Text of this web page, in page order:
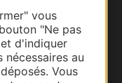
vous
"Ne pas
d'indiquer
au
Vous